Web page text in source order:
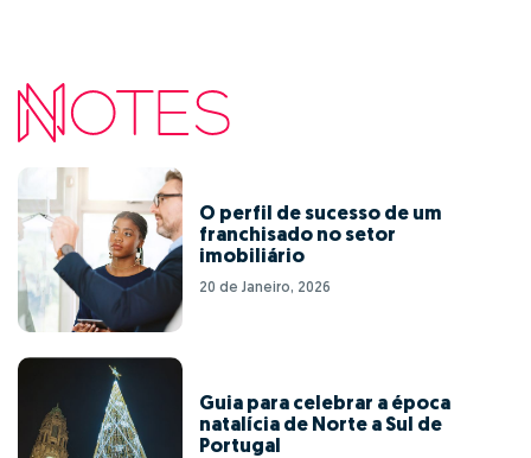
O perfil de sucesso de um
franchisado no setor
imobiliário
20 de Janeiro, 2026
Guia para celebrar a época
natalícia de Norte a Sul de
Portugal